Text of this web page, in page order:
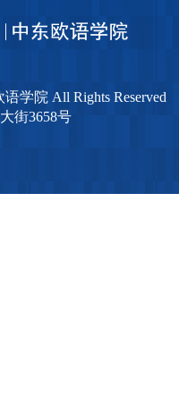
学院 All Rights Reserved
街3658号